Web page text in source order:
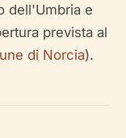
dell'Umbria e
prevista al
di Norcia).